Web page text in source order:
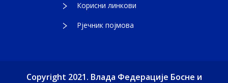
Корисни линкови
Рјечник појмова
Copyright 2021. Влада Федерације Босне и